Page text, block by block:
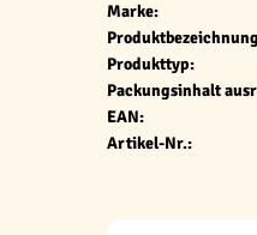
Marke:
Produkttyp:
Packungsinhalt
EAN:
Artikel-Nr.: